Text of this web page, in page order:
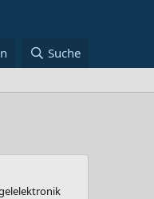
Suche